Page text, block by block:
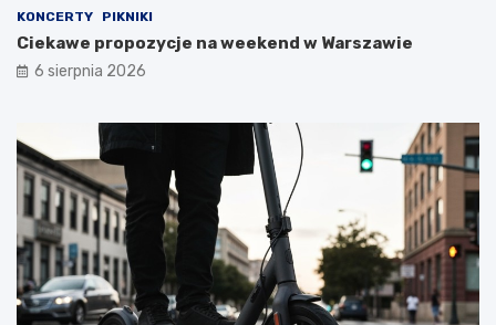
KONCERTY PIKNIKI
Ciekawe propozycje na weekend w Warszawie
6 sierpnia 2026